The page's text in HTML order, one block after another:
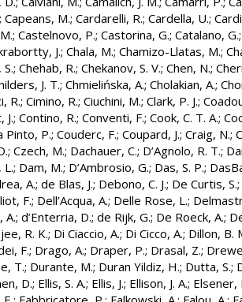
; Capeans, M.; Cardarelli, R.; Cardella, U.;
; Castelnovo, P.; Castorina, G.; Catalano, G.
J.; Chala, M.; Chamizo-Llatas, M.;
; Chehab, R.; Chekanov, S. V.; Chen, N.;
J. T.; Chmielińska, A.; Cholakian, A.;
R.; Cimino, R.; Ciuchini, M.; Clark, P. J.;
J.; Contino, R.; Conventi, F.; Cook, C. T. A.;
Pinto, P.; Couderc, F.; Coupard, J.; Craig, N.;
; Czech, M.; Dachauer, C.; D’Agnolo, R. T.;
; Dam, M.; D’Ambrosio, G.; Das, S. P.;
A.; de Blas, J.; Debono, C. J.; De Curtis, S.;
F.; Dell’Acqua, A.; Delle Rose, L.;
A.; d’Enterria, D.; de Rijk, G.; De Roeck, A.;
R. K.; Di Ciaccio, A.; Di Cicco, A.; Dillon, B.
F.; Drago, A.; Draper, P.; Drasal, Z.;
T.; Durante, M.; Duran Yildiz, H.; Dutta, S.;
D.; Ellis, S. A.; Ellis, J.; Ellison, J. A.; Elsener,